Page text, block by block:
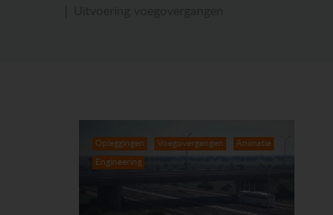
Opleggingen Voegovergangen Animatie
Engineering